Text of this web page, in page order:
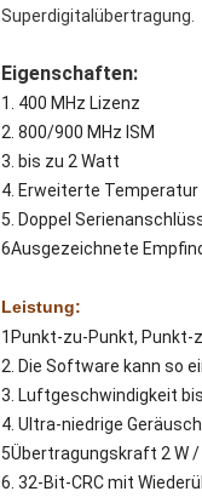
Superdigitalübertragung.
Eigenschaften:
1. 400 MHz Lizenz
2. 800/900 MHz ISM
3. bis zu 2 Watt
4. Erweiterte Temperatur
5. Doppel
6Ausgezeichnete
Leistung:
1Punkt-zu-Punkt, Punkt-
2. Die Software kann so
3. Luftgeschwindigkeit
4. Ultra-niedrige
5Übertragungskraft 2 W
6. 32-Bit-CRC mit